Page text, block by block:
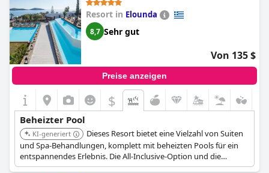
Resort in Elounda
8,7 Sehr gut
Von 135 $
Preise anzeigen
$
Beheizter Pool
KI-generiert
Dieses Resort bietet eine Vielzahl von Suiten
und Spa-Behandlungen, komplett mit beheizten Pools für ein
entspannendes Erlebnis. Die All-Inclusive-Option und die
Bungalows am Wasser erhöhen die Attraktivität zusätzlich.